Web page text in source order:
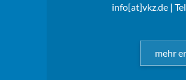
info[at]vkz.de|
mehr